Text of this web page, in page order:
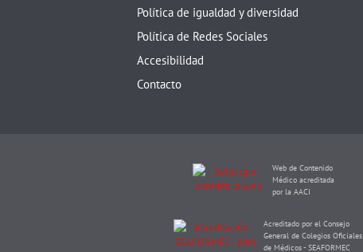
Política de igualdad y diversidad
Política de Redes Sociales
Accesibilidad
Contacto
Web de Contenido
Médico acreditada
por la AACI
Acreditado por el Consejo
General de Colegios Oficiales
de Médicos - SEAFORMEC